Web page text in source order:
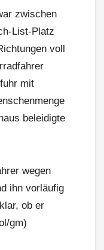
zwischen
List-Platz
voll
mit
beleidigte
wegen
ihn vorläufig
ob er
gm)